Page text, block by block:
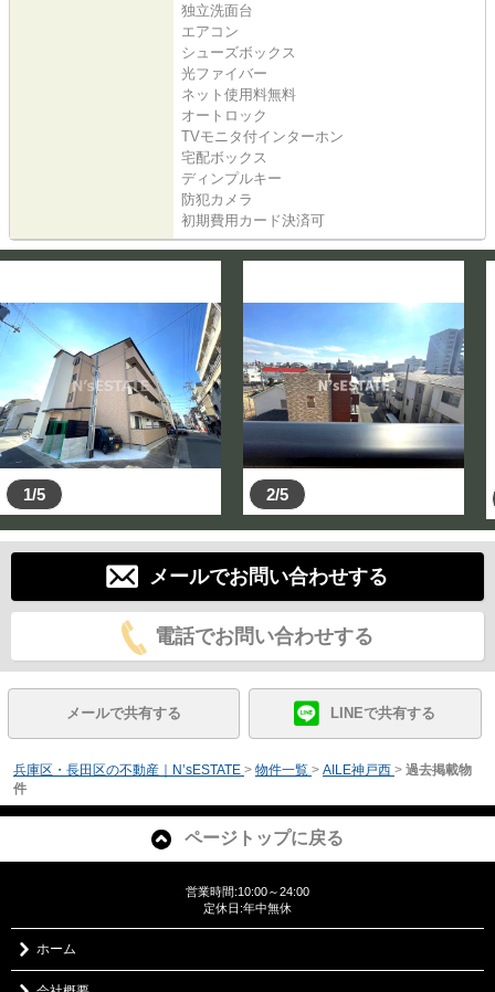
独立洗面台
エアコン
シューズボックス
光ファイバー
ネット使用料無料
オートロック
TVモニタ付インターホン
宅配ボックス
ディンプルキー
防犯カメラ
初期費用カード決済可
1/5 2/5
メールでお問い合わせする
電話でお問い合わせする
メールで共有する LINEで共有する
兵庫区・長田区の不動産｜N’sESTATE > 物件一覧 > AILE神戸西 > 過去掲載物
件
ページトップに戻る
営業時間:10:00～24:00
定休日:年中無休
ホーム